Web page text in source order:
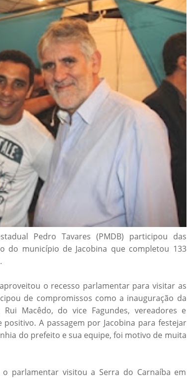
Pedro Tavares (PMDB) participou das
do município de Jacobina que completou 133
o recesso parlamentar para visitar as
de compromissos como a inauguração da
Macêdo, do vice Fagundes, vereadores e
A passagem por Jacobina para festejar
do prefeito e sua equipe, foi motivo de muita
parlamentar visitou a Serra do Carnaíba em